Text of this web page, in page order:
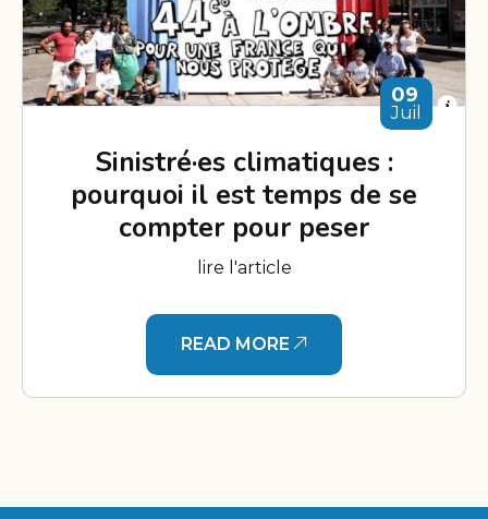
09
Juil
Sinistré·es climatiques :
pourquoi il est temps de se
compter pour peser
lire l'article
READ MORE